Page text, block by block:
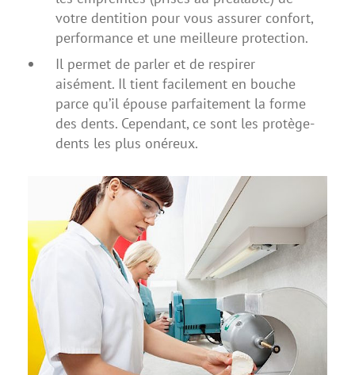
votre dentition pour vous assurer confort,
performance et une meilleure protection.
Il permet de parler et de respirer
aisément. Il tient facilement en bouche
parce qu’il épouse parfaitement la forme
des dents. Cependant, ce sont les protège-
dents les plus onéreux.